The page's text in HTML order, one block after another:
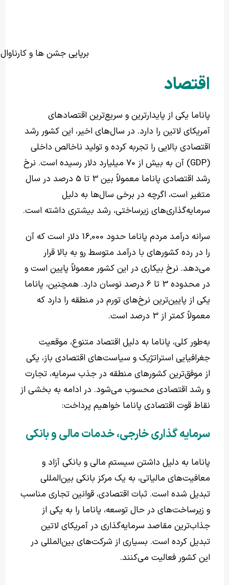
برپایی جشن ها و
اقتصاد
پاناما یکی از پایدارترین و سریع‌ترین اقتصادهای
آمریکای لاتین را دارد. در سال‌های اخیر، این کشور رشد
اقتصادی بالایی را تجربه کرده و تولید ناخالص داخلی
(GDP) آن به بیش از 70 میلیارد دلار رسیده است. نرخ
رشد اقتصادی پاناما معمولاً بین 3 تا 5 درصد در سال
متغیر است، اگرچه در برخی سال‌ها به دلیل
سرمایه‌گذاری‌های زیرساختی، رشد بیشتری داشته است.
سرانه درآمد مردم پاناما حدود 16,000 دلار است که آن
را در رده کشورهای با درآمد متوسط رو به بالا قرار
می‌دهد. نرخ بیکاری در این کشور معمولاً پایین است و
در محدوده 3 تا 6 درصد نوسان دارد. همچنین، پاناما
یکی از پایین‌ترین نرخ‌های تورم در منطقه را دارد که
معمولاً کمتر از 3 درصد است.
به‌طور کلی، پاناما به دلیل اقتصاد متنوع، موقعیت
جغرافیایی استراتژیک و سیاست‌های اقتصادی باز، یکی
از موفق‌ترین کشورهای منطقه در جذب سرمایه، تجارت
و رشد اقتصادی محسوب می‌شود. در ادامه به بخشی از
نقاط قوت اقتصادی پاناما خواهیم پرداخت:
سرمایه گذاری خارجی، خدمات مالی و بانکی
پاناما به دلیل داشتن سیستم مالی و بانکی آزاد و
معافیت‌های مالیاتی، به یک مرکز بانکی بین‌المللی
تبدیل شده است. ثبات اقتصادی، قوانین تجاری مناسب
و زیرساخت‌های در حال توسعه، پاناما را به یکی از
جذاب‌ترین مقاصد سرمایه‌گذاری در آمریکای لاتین
تبدیل کرده است. بسیاری از شرکت‌های بین‌المللی در
این کشور فعالیت می‌کنند.